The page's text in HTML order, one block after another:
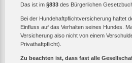
Das ist im §833 des Bürgerlichen
Bei der Hundehaftpflichtversicherung haftet
Einfluss auf das Verhalten seines Hundes.
Versicherung also nicht von einem
Privathaftpflicht).
Zu beachten ist, dass fast alle